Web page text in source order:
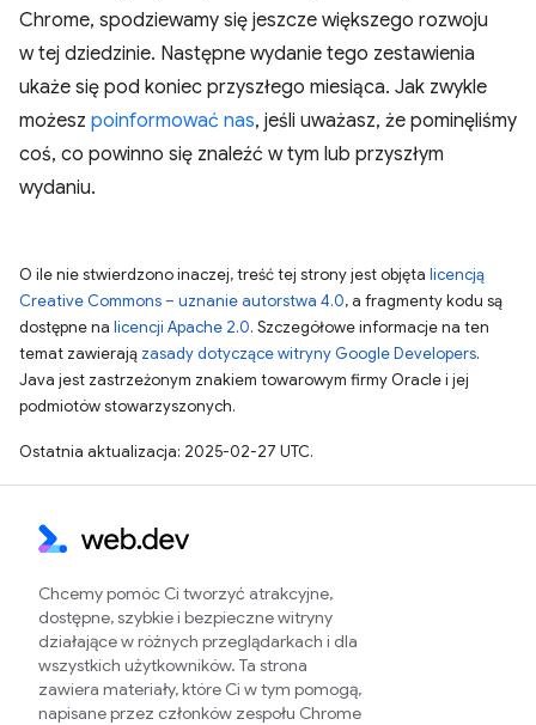
Chrome, spodziewamy się jeszcze większego rozwoju
w tej dziedzinie. Następne wydanie tego zestawienia
ukaże się pod koniec przyszłego miesiąca. Jak zwykle
możesz poinformować nas, jeśli uważasz, że pominęliśmy
coś, co powinno się znaleźć w tym lub przyszłym
wydaniu.
O ile nie stwierdzono inaczej, treść tej strony jest objęta licencją
Creative Commons – uznanie autorstwa 4.0, a fragmenty kodu są
dostępne na licencji Apache 2.0. Szczegółowe informacje na ten
temat zawierają zasady dotyczące witryny Google Developers.
Java jest zastrzeżonym znakiem towarowym firmy Oracle i jej
podmiotów stowarzyszonych.
Ostatnia aktualizacja: 2025-02-27 UTC.
Chcemy pomóc Ci tworzyć atrakcyjne,
dostępne, szybkie i bezpieczne witryny
działające w różnych przeglądarkach i dla
wszystkich użytkowników. Ta strona
zawiera materiały, które Ci w tym pomogą,
napisane przez członków zespołu Chrome